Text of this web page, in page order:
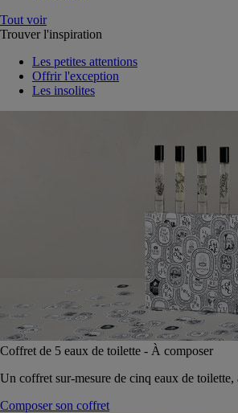
Tout voir
Trouver l'inspiration
Les petites attentions
Offrir l'exception
Les insolites
Coffret de 5 eaux de toilette - À composer
Un coffret sur-mesure de cinq eaux de
Composer son coffret